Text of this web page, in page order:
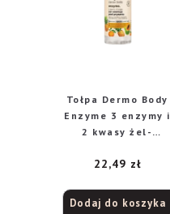
Tołpa Dermo Body
Enzyme 3 enzymy i
2 kwasy żel-
prysznic, 195 ml
22,49 zł
Dodaj do koszyka